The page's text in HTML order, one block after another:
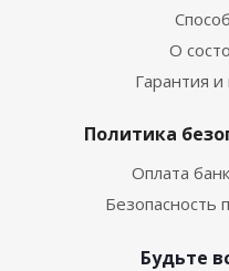
О
Гарантия и
Политика
Оплата
Безопасность
Будьте